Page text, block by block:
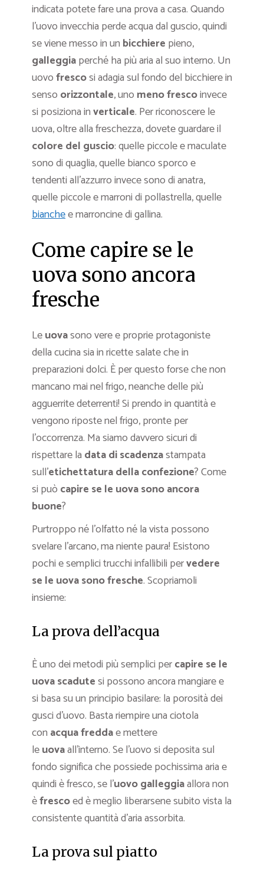
indicata potete fare una prova a casa. Quando
l’uovo invecchia perde acqua dal guscio, quindi
se viene messo in un bicchiere pieno,
galleggiaperché ha più aria al suo interno. Un
uovofrescosi adagia sul fondo del bicchiere in
senso orizzontale, uno meno frescoinvece
si posiziona inverticale. Per riconoscere le
uova, oltre alla freschezza, dovete guardare il
colore del guscio: quelle piccole e maculate
sono di quaglia, quelle bianco sporco e
tendenti all’azzurro invece sono di anatra,
quelle piccole e marroni di pollastrella, quelle
bianchee marroncine di gallina.
Come capire se le
uova sono ancora
fresche
Leuovasono vere e proprie protagoniste
della cucina sia in ricette salate che in
preparazioni dolci. È per questo forse che non
mancano mai nel frigo, neanche delle più
agguerrite deterrenti! Si prendo in quantità e
vengono riposte nel frigo, pronte per
l’occorrenza. Ma siamo davvero sicuri di
rispettare la data di scadenzastampata
sull’etichettatura della confezione? Come
si può capire se le uova sono ancora
buone?
Purtroppo né l’olfatto né la vista possono
svelare l’arcano, ma niente paura! Esistono
pochi e semplici trucchi infallibili pervedere
se le uova sono fresche. Scopriamoli
insieme:
La prova dell’acqua
È uno dei metodi più semplici percapire se le
uova scadutesi possono ancora mangiare e
si basa su un principio basilare: la porosità dei
gusci d’uovo. Basta riempire una ciotola
con acqua freddae mettere
leuovaall’interno. Se l’uovo si deposita sul
fondo significa che possiede pochissima aria e
quindi è fresco, se l’uovo galleggiaallora non
èfrescoed è meglio liberarsene subito vista la
consistente quantità d’aria assorbita.
La prova sul piatto